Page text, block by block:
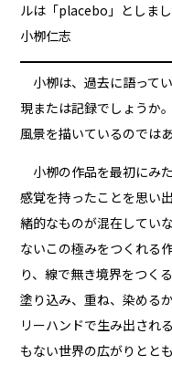
ルは「placebo」としま
小栁仁志
小栁は、過去に語って
現または記録でしょうか
風景を描いているのでは
小栁の作品を最初にみ
感覚を持ったことを思い
緒的なものが混在してい
ないこの極みをつくれる
り、線で無き境界をつく
塗り込み、重ね、染める
リーハンドで生み出され
もない世界の広がりとと